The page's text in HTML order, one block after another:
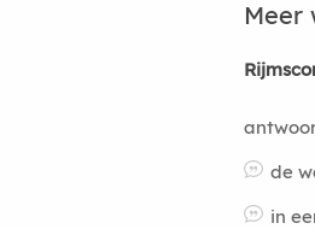
Meer
de
in